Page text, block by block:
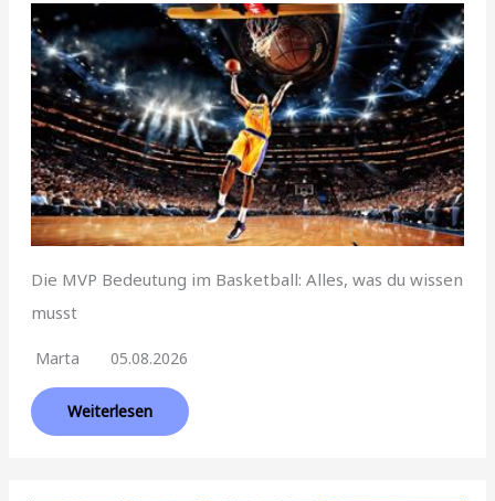
Die MVP Bedeutung im Basketball: Alles, was du wissen
musst
Marta 05.08.2026
Weiterlesen